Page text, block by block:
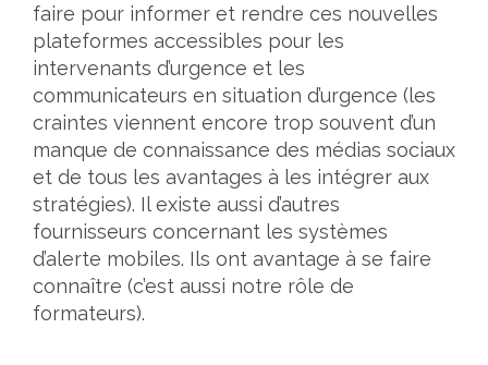
faire pour informer et rendre ces nouvelles
plateformes accessibles pour les
intervenants d’urgence et les
communicateurs en situation d’urgence (les
craintes viennent encore trop souvent d’un
manque de connaissance des médias sociaux
et de tous les avantages à les intégrer aux
stratégies). Il existe aussi d’autres
fournisseurs concernant les systèmes
d’alerte mobiles. Ils ont avantage à se faire
connaître (c’est aussi notre rôle de
formateurs).